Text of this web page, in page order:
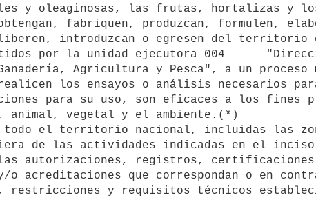
y oleaginosas, las frutas, hortalizas y los
fabriquen, produzcan, formulen,
introduzcan o egresen del territorio
por la unidad ejecutora 004
Agricultura y Pesca", a un
los ensayos o análisis necesarios para
para su uso, son eficaces a los fines
animal, vegetal y el ambiente.(*)
de las actividades indicadas en el
autorizaciones, registros,
acreditaciones que correspondan o en
restricciones y requisitos técnicos